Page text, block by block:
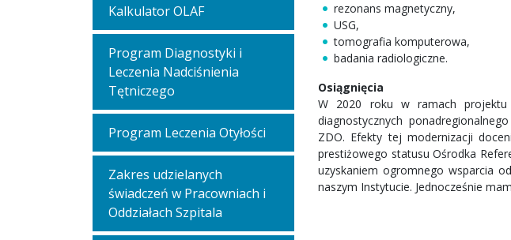
Kalkulator OLAF
Program Diagnostyki i
Leczenia Nadciśnienia
Tętniczego
Program Leczenia Otyłości
Zakres udzielanych
świadczeń w Pracowniach i
Oddziałach Szpitala
rezonans magnetyczny,
USG,
tomografia komputerowa,
badania radiologiczne.
Osiągnięcia
W 2020 roku w ramach projektu
diagnostycznych
ZDO. Efekty tej modernizacji
prestiżowego statusu Ośrodka
uzyskaniem ogromnego wsparcia
naszym Instytucie. Jednocześnie